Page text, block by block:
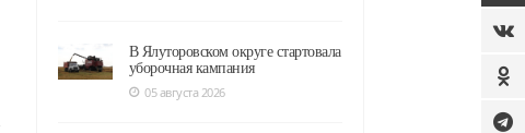
В Ялуторовском округе стартовала
уборочная кампания
05 августа 2026